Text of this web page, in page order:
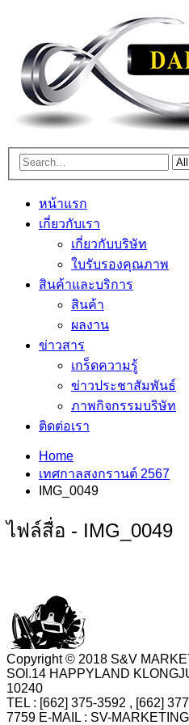
หน้าแรก
เกี่ยวกับเรา
เกี่ยวกับบริษัท
ใบรับรองคุณภาพ
สินค้าและบริการ
สินค้า
ผลงาน
ข่าวสาร
เกร็ดความรู้
ข่าวประชาสัมพันธ์
ภาพกิจกรรมบริษัท
ติดต่อเรา
Home
เทศกาลสงกรานต์ 2567
IMG_0049
ไฟล์สื่อ - IMG_0049
Copyright © 2018 S&V
SOI.14 HAPPYLAND
10240
TEL : [662] 375-3592 , [662]
7759 E-MAIL : SV-